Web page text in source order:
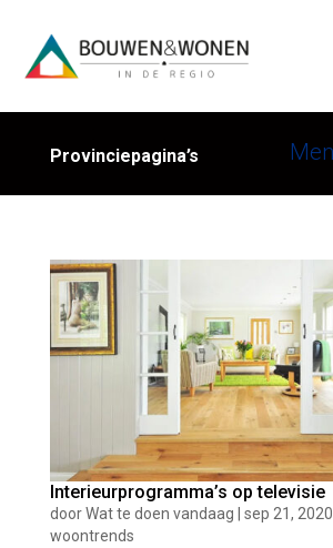
Provinciepagina’s
Interieurprogramma’s op televisie
doorWat te doen vandaag sep 21, 2020
woontrends